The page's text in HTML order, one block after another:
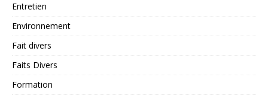
Entretien
Environnement
Fait divers
Faits Divers
Formation